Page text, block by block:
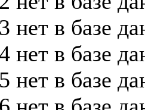
нет в базе
нет в базе
нет в базе